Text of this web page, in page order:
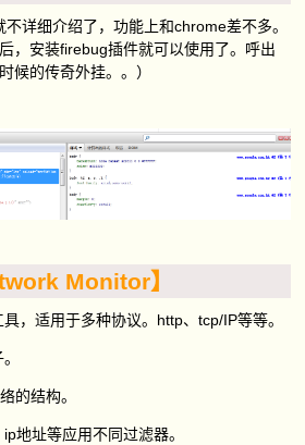
详细介绍了，功能上和chrome差不多。
，安装firebug插件就可以使用了。呼出
候的传奇外挂。。）
Monitor】
，适用于多种协议。http、tcp/IP等等。
的结构。
地址等应用不同过滤器。